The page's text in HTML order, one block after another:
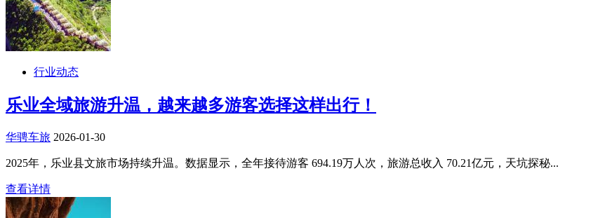
行业动态
乐业全域旅游升温，越来越多游客选择这样出行！
华骋车旅 2026-01-30
2025年，乐业县文旅市场持续升温。数据显示，全年接待游客 694.19万人次，旅游总收入 70.21亿元，天坑探秘...
查看详情